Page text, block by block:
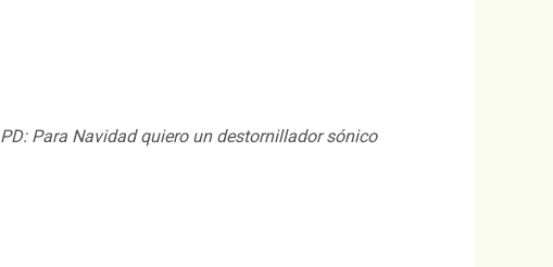
PD: Para Navidad quiero un destornillador sónico